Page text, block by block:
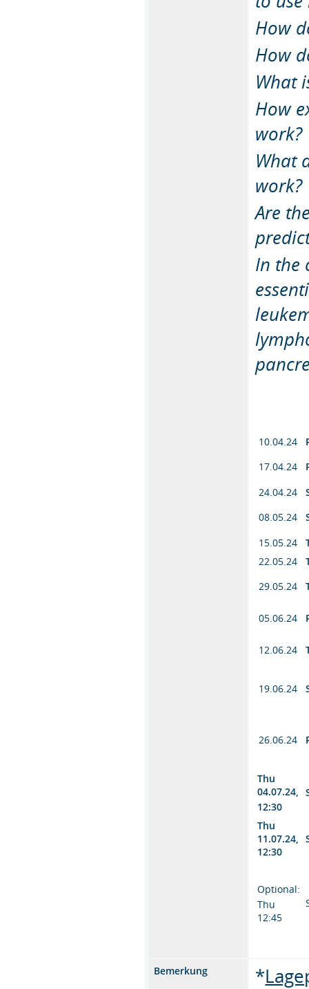
How
How
What
How
work?
What
work?
Are
In the
10.04.24
17.04.24
24.04.24
08.05.24
15.05.24
22.05.24
29.05.24
05.06.24
12.06.24
19.06.24
26.06.24
Thu
04.07.24,
12:30
Thu
11.07.24,
12:30
Optional:
Thu
12:45
Bemerkung *